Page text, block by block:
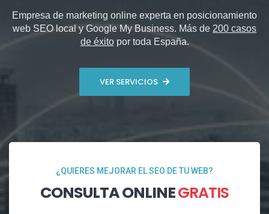
Empresa de marketing online experta en posicionamiento
web SEO local y Google My Business. Más de 200 casos
de éxitopor toda España.
VER SERVICIOS
¿QUIERES MEJORAR EL SEO DE TU WEB?
CONSULTA ONLINEGRATIS